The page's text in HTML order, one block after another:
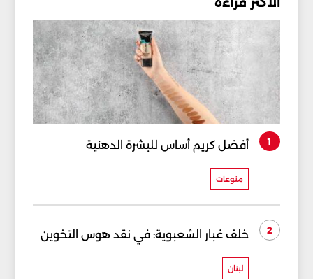
1 أفضل كريم أساس للبشرة الدهنية
منوعات
2 خلف غبار الشعبوية: في نقد هوس التخوين
لبنان